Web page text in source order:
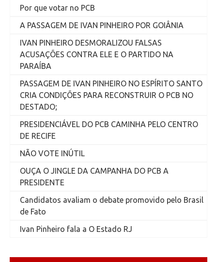
Por que votar no PCB
A PASSAGEM DE IVAN PINHEIRO POR GOIÂNIA
IVAN PINHEIRO DESMORALIZOU FALSAS
ACUSAÇÕES CONTRA ELE E O PARTIDO NA
PARAÍBA
PASSAGEM DE IVAN PINHEIRO NO ESPÍRITO SANTO
CRIA CONDIÇÕES PARA RECONSTRUIR O PCB NO
DESTADO;
PRESIDENCIÁVEL DO PCB CAMINHA PELO CENTRO
DE RECIFE
NÃO VOTE INÚTIL
OUÇA O JINGLE DA CAMPANHA DO PCB A
PRESIDENTE
Candidatos avaliam o debate promovido pelo Brasil
de Fato
Ivan Pinheiro fala a O Estado RJ